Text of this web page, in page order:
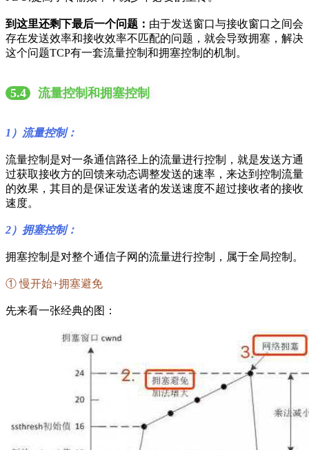
到这里还剩下最后一个问题： 由于发送窗口与接收窗口之间会
存在发送效率和接收效率不匹配的问题，就会导致拥塞，解决
这个问题TCP有一套流量控制和拥塞控制的机制。
5.4 流量控制和拥塞控制
1）流量控制：
流量控制是对一条通信路径上的流量进行控制，就是发送方通
过获取接收方的回馈来动态调整发送的速率，来达到控制流量
的效果，其目的是保证发送者的发送速度不超过接收者的接收
速度。
2）拥塞控制：
拥塞控制是对整个通信子网的流量进行控制，属于全局控制。
① 慢开始+拥塞避免
先来看一张经典的图：